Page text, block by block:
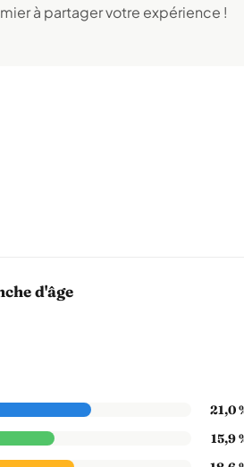
à partager votre expérience !
d'âge
21,0
15,9